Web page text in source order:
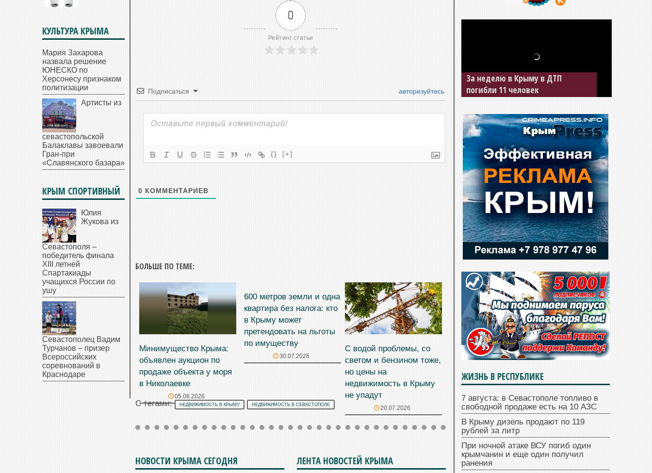
0
Рейтинг статьи
Подписаться авторизуйтесь
{} [+]
0 КОММЕНТАРИЕВ
БОЛЬШЕ ПО ТЕМЕ:
Минимущество Крыма:
объявлен аукцион по
продаже объекта у моря
в Николаевке
05.08.2026
600 метров земли и одна
квартира без налога: кто
в Крыму может
претендовать на льготы
по имуществу
30.07.2026
С водой проблемы, со
светом и бензином тоже,
но цены на
недвижимость в Крыму
не упадут
20.07.2026
С тегами: НЕДВИЖИМОСТЬ В КРЫМУ НЕДВИЖИМОСТЬ В СЕВАСТОПОЛЕ
НОВОСТИ КРЫМА СЕГОДНЯ ЛЕНТА НОВОСТЕЙ КРЫМА
КУЛЬТУРА КРЫМА
Мария Захарова
назвала решение
ЮНЕСКО по
Херсонесу признаком
политизации
Артисты из
севастопольской
Балаклавы завоевали
Гран-при
«Славянского базара»
КРЫМ СПОРТИВНЫЙ
Юлия
Жукова из
Севастополя –
победитель финала
XIII летней
Спартакиады
учащихся России по
ушу
Севастополец Вадим
Турчанов – призер
Всероссийских
соревнований в
Краснодаре
За неделю в Крыму в ДТП
погибли 11 человек
ЖИЗНЬ В РЕСПУБЛИКЕ
7 августа: в Севастополе топливо в
свободной продаже есть на 10 АЗС
В Крыму дизель продают по 119
рублей за литр
При ночной атаке ВСУ погиб один
крымчанин и еще один получил
ранения